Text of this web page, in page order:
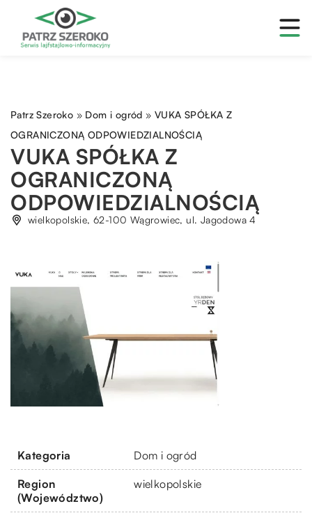
Patrz Szeroko » Dom i ogród »VUKA SPÓŁKA Z
OGRANICZONĄ ODPOWIEDZIALNOŚCIĄ
VUKA SPÓŁKA Z
OGRANICZONĄ
ODPOWIEDZIALNOŚCIĄ
wielkopolskie, 62-100 Wągrowiec, ul. Jagodowa 4
Kategoria Dom i ogród
Region
(Województwo)
wielkopolskie